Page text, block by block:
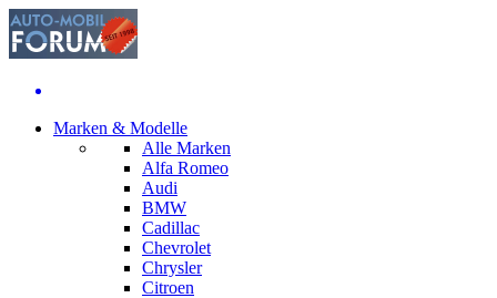
Marken & Modelle
Alle Marken
Alfa Romeo
Audi
BMW
Cadillac
Chevrolet
Chrysler
Citroen